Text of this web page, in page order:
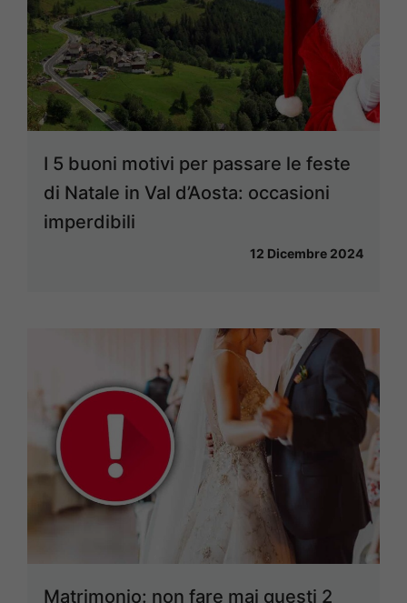
I 5 buoni motivi per passare le feste
di Natale in Val d’Aosta: occasioni
imperdibili
12 Dicembre 2024
Matrimonio: non fare mai questi 2